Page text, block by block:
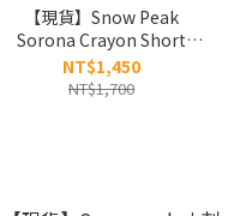
【現貨】Snow Peak
Sorona Crayon Short
Sleeve T-shirt 蠟筆塗鴉 速
乾 短tee BTS金泰亨同款
NT$1,450
NT$1,700